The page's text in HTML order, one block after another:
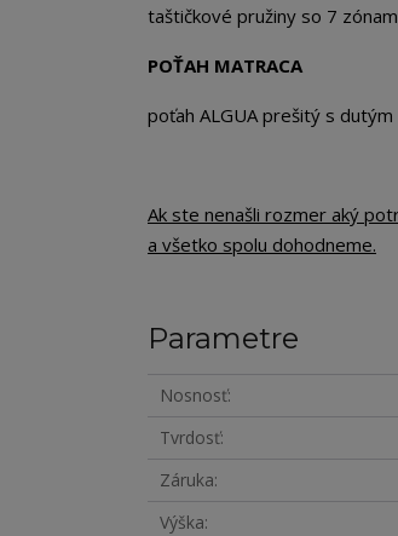
taštičkové pružiny so 7
POŤAH MATRACA
poťah ALGUA prešitý s
Ak ste nenašli rozmer aký
a všetko spolu dohodneme.
Parametre
Nosnosť
Tvrdosť
Záruka
Výška